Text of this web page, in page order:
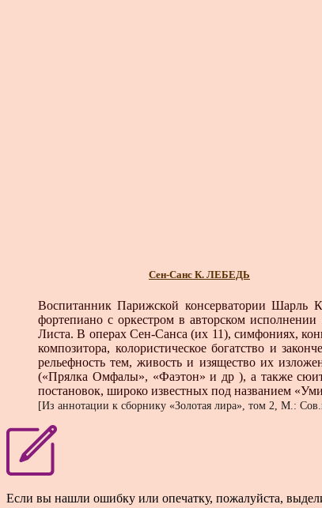
Сен-Санс К. ЛЕБЕДЬ
Воспитанник Парижской консерватории
фортепиано с оркестром в авторском
Листа. В операх Сен-Санса (их 11), симфониях,
композитора, колористическое богатство и
рельефность тем, живость и изящество их
(«Прялка Омфалы», «Фаэтон» и др ), а также
постановок, широко известных под названием
[Из аннотации к сборнику «Золотая лира», том 2, М.:
Если вы нашли ошибку или опечатку, пожалуйста,